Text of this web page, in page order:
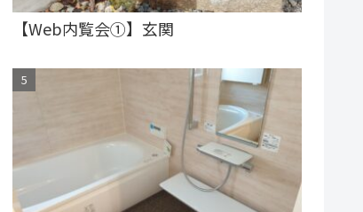
【Web内覧会①】玄関